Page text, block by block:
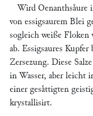
Wird Oenanthsaͤure
von essigsaurem Blei
sogleich weiße Floken
ab. Essigsaures
Zersezung. Diese
in Wasser, aber leicht
einer gesaͤttigten
krystallisirt.